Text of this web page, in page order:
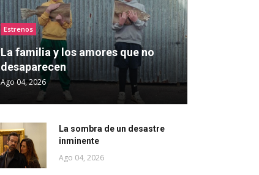
Estrenos
La familia y los amores que no
desaparecen
Ago 04, 2026
La sombra de un desastre
inminente
Ago 04, 2026